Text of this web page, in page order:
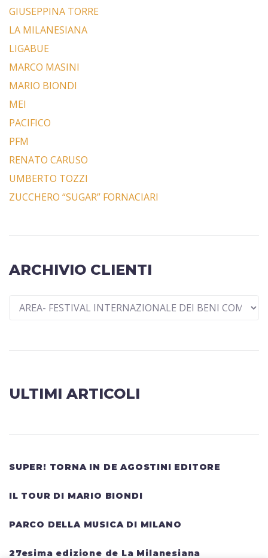
GIUSEPPINA TORRE
LA MILANESIANA
LIGABUE
MARCO MASINI
MARIO BIONDI
MEI
PACIFICO
PFM
RENATO CARUSO
UMBERTO TOZZI
ZUCCHERO “SUGAR” FORNACIARI
ARCHIVIO CLIENTI
ULTIMI ARTICOLI
SUPER! TORNA IN DE AGOSTINI EDITORE
IL TOUR DI MARIO BIONDI
PARCO DELLA MUSICA DI MILANO
27esima edizione de La Milanesiana